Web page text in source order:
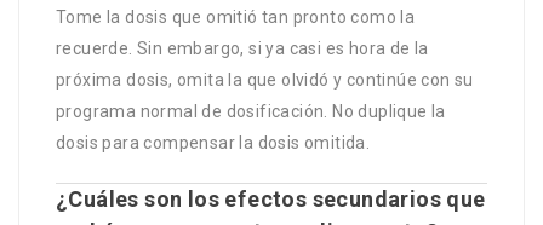
Tome la dosis que omitió tan pronto como la
recuerde. Sin embargo, si ya casi es hora de la
próxima dosis, omita la que olvidó y continúe con su
programa normal de dosificación. No duplique la
dosis para compensar la dosis omitida.
¿Cuáles son los efectos secundarios que